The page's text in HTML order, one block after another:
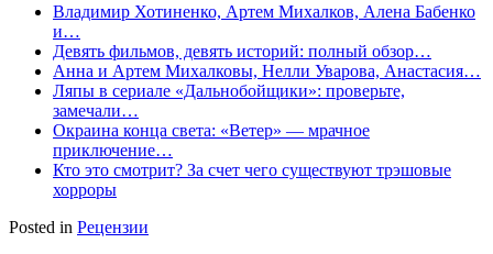
Владимир Хотиненко, Артем Михалков, Алена Бабенко
и…
Девять фильмов, девять историй: полный обзор…
Анна и Артем Михалковы, Нелли Уварова, Анастасия…
Ляпы в сериале «Дальнобойщики»: проверьте,
замечали…
Окраина конца света: «Ветер» — мрачное
приключение…
Кто это смотрит? За счет чего существуют трэшовые
хорроры
Posted in Рецензии